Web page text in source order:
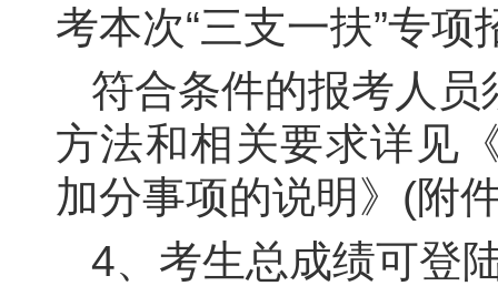
考本次“三支一扶”专
符合条件的报考人员
方法和相关要求详见
加分事项的说明》(附
4、考生总成绩可登